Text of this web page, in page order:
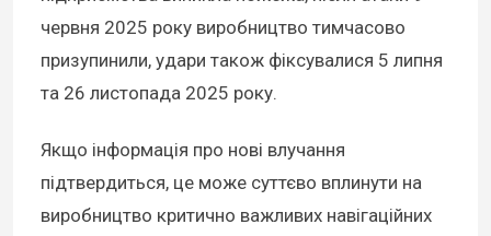
червня 2025 року виробництво тимчасово
призупинили, удари також фіксувалися 5 липня
та 26 листопада 2025 року.
Якщо інформація про нові влучання
підтвердиться, це може суттєво вплинути на
виробництво критично важливих навігаційних